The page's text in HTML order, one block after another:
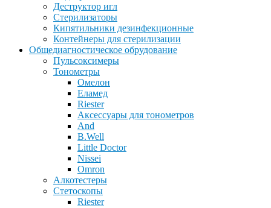
Деструктор игл
Стерилизаторы
Кипятильники дезинфекционные
Контейнеры для стерилизации
Общедиагностическое обрудование
Пульсоксимеры
Тонометры
Омелон
Еламед
Riester
Аксессуары для тонометров
And
B.Well
Little Doctor
Nissei
Omron
Алкотестеры
Стетоскопы
Riester